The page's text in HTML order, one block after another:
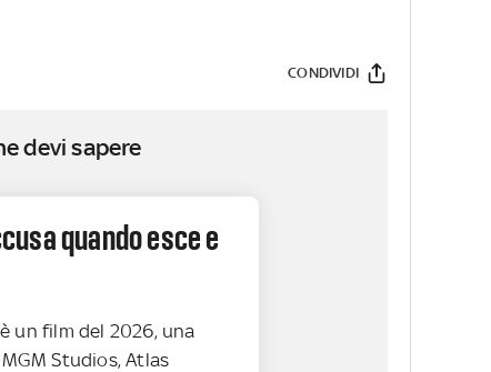
CONDIVIDI
devi sapere
quando esce e
è un film del 2026, una
Studios, Atlas